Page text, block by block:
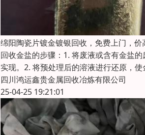
绵阳陶瓷片镀金镀银回收，免费上门，价
回收金盐的步骤：1. 将废液或含有金盐
实现。2. 将预处理后的溶液进行还原，
四川鸿运鑫贵金属回收冶炼有限公司
25-04-25 19:21:01